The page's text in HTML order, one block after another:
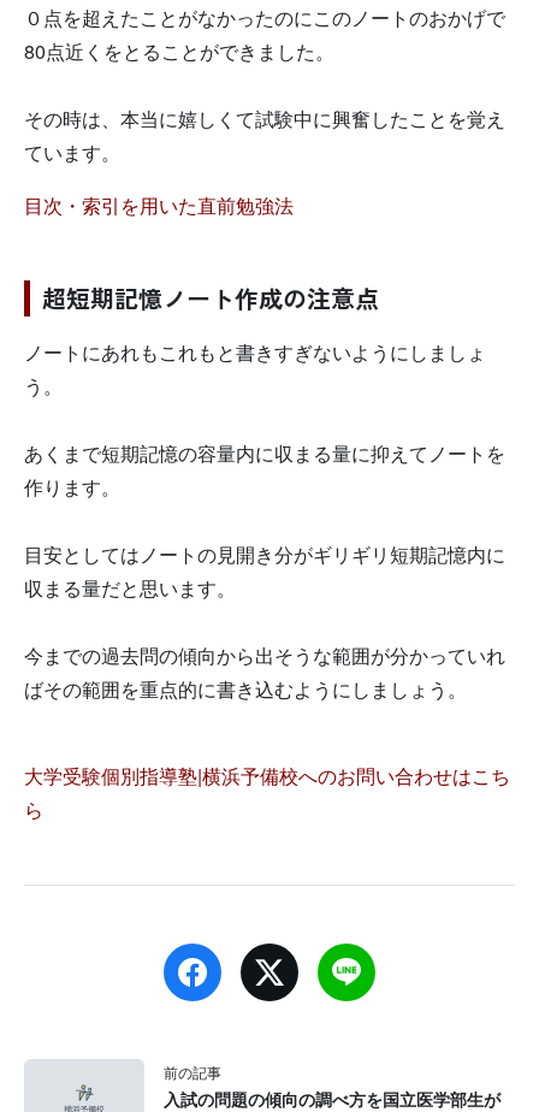
０点を超えたことがなかったのにこのノートのおかげで
80点近くをとることができました。
その時は、本当に嬉しくて試験中に興奮したことを覚え
ています。
目次・索引を用いた直前勉強法
超短期記憶ノート作成の注意点
ノートにあれもこれもと書きすぎないようにしましょ
う。
あくまで短期記憶の容量内に収まる量に抑えてノートを
作ります。
目安としてはノートの見開き分がギリギリ短期記憶内に
収まる量だと思います。
今までの過去問の傾向から出そうな範囲が分かっていれ
ばその範囲を重点的に書き込むようにしましょう。
大学受験個別指導塾|横浜予備校へのお問い合わせはこち
ら
前の記事
入試の問題の傾向の調べ方を国立医学部生が